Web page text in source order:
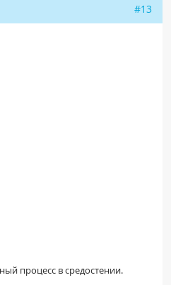
#13
процесс в средостении.